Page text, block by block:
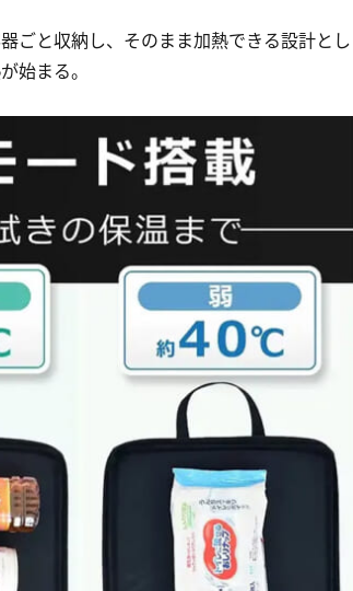
ごと収納し、そのまま加熱できる設計とし
始まる。